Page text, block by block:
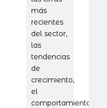
más
recientes
del sector,
las
tendencias
de
crecimiento,
el
comportamiento